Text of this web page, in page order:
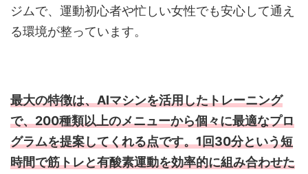
ジムで、運動初心者や忙しい女性でも安心して通え
る環境が整っています。
最大の特徴は、AIマシンを活用したトレーニング
で、200種類以上のメニューから個々に最適なプロ
グラムを提案してくれる点です。1回30分という短
時間で筋トレと有酸素運動を効率的に組み合わせた